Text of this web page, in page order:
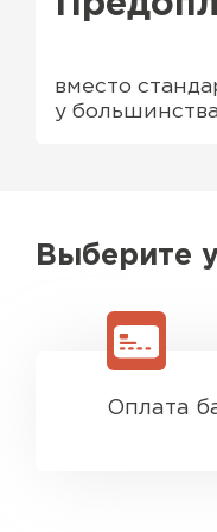
вместо
у большинства
Выберите
Оплата